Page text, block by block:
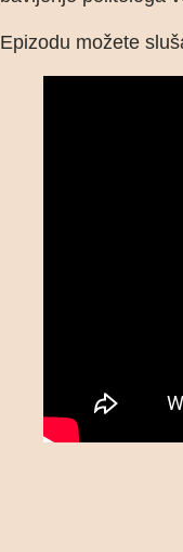
Epizodu možete